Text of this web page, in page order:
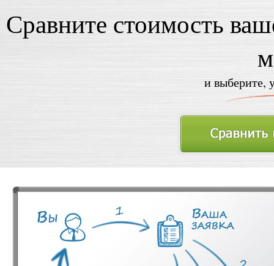
Сравните стоимость
и выберите,